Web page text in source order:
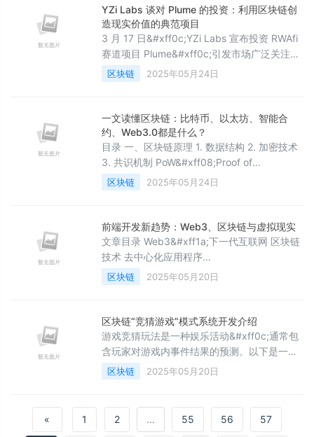
&#xff0c;但在区块链网络的开发和管理中同样
具有潜在的应用价值。本文将探讨使用
PowerShell进行区块链网络相关工作的可能性
&#xff0c;包括基本概念、Po
YZi Labs 谈对 Plume 的投资：利用区块链创
造现实价值的典范项目
3 月 17 日&#xff0c;YZi Labs 宣布投资 RWAfi
赛道项目 Plume&#xff0c;引发市场广泛关注。
本轮融资是 Plume 在 去年 5 月和 12 月 连续
两轮融资后的第三轮融资&#xff0c;代表着市场
力的高度认可。 本次融资不仅提升了市场对
Plume 生态 的预期与估值&#xff0c;也在这一重
大利好刺激下&
区块链 2025年05月24日
一文读懂区块链：比特币、以太坊、智能合
约、Web3.0都是什么？
目录 一、区块链原理 1. 数据结构 2. 加密技术
3. 共识机制 PoW&#xff08;Proof of
Work&#xff0c;工作量证明&#xff09;
PoS&#xff08;Proof of Stake&#xff0c;权益证
of Stake&#xff0c;委托权益证明&#xff09; PoA
区块链 2025年05月24日
前端开发新趋势：Web3、区块链与虚拟现实
文章目录 Web3&#xff1a;下一代互联网 区块链
技术 去中心化应用程序
&#xff08;DApps&#xff09; 区块链&#xff1a;重
塑数字世界 数字钱包 NFT&#xff08;非同质化
WebVR和WebXR 三维图形 新挑战与机会 性能
与复杂性 安全性 创
区块链 2025年05月20日
区块链“竞猜游戏”模式系统开发介绍
游戏竞猜玩法是一种娱乐活动&#xff0c;通常包
含玩家对游戏内事件结果的预测。以下是一个
游戏竞猜玩法的示例编写&#xff1a;1. 游戏竞猜
玩法概述 - 介绍游戏竞猜玩法的基本规则和
游戏事件分类 - 将游戏事件划分为不同的类
型&#xff0c;如游戏结果、玩家表现、道具获取
区块链 2025年05月20日
« 1 2 ... 55 56 57